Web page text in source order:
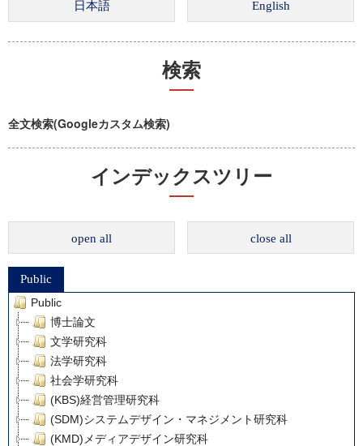
検索
全文検索(Googleカスタム検索)
インデックスツリー
open all close all
Public
Public
博士論文
文学研究科
法学研究科
社会学研究科
(KBS)経営管理研究科
(SDM)システムデザイン・マネジメント研究科
(KMD)メディアデザイン研究科